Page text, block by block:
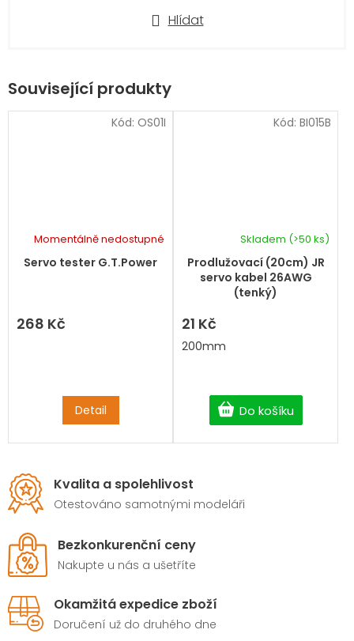
Hlídat
Související produkty
Servo tester G.T.Power
Momentálně nedostupné
268 Kč
Detail
Kód: OS01I
Prodlužovací (20cm) JR
servo kabel 26AWG
(tenký)
Skladem (>50 ks)
21 Kč
Do košíku
200mm
Kód: BI015B
Kvalita a spolehlivost
Otestováno samotnými modeláři
Bezkonkurenční ceny
Nakupte u nás a ušetříte
Okamžitá expedice zboží
Doručení už do druhého dne